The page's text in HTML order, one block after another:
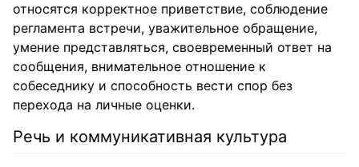
относятся корректное приветствие, соблюдение
регламента встречи, уважительное обращение,
умение представляться, своевременный ответ на
сообщения, внимательное отношение к
собеседнику и способность вести спор без
перехода на личные оценки.
Речь и коммуникативная культура